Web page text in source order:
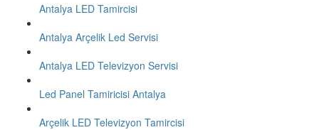
Antalya LED Tamircisi
Antalya Arçelik Led Servisi
Antalya LED Televizyon Servisi
Led Panel Tamiricisi Antalya
Arçelik LED Televizyon Tamircisi